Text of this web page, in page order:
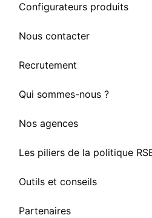
Configurateurs produits
Nous contacter
Recrutement
Qui sommes-nous ?
Nos agences
Les piliers de la politique
Outils et conseils
Partenaires